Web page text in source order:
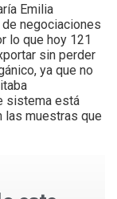
Emilia
de negociaciones
lo que hoy 121
sin perder
ya que no
sistema está
las muestras que